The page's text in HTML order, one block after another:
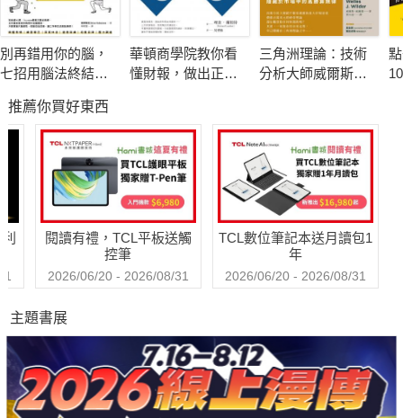
你還在為以上問題煩惱嗎？只要閱讀本書，讓你不用花無用
力氣，就能精準抓住最適受眾的心！
版位OUT，搞定受眾才重要！
單堂上萬元的課程，只需花一本書的價格即能有實戰能力，
一看就上手。
如何使用社群、平台與受眾溝通？
紀香老師說：「凡數位行銷都可設定一個清楚的目標，包含
訂單、客戶、行動、安裝等，只要了解目標為何，就能推估出各
個數位媒體所能帶來的流量與點擊率、轉換數。」
別再錯用你的腦，
七招用腦法終結分
佐證，日本醫界權
威教你優化大腦功
能，工作能力加倍
【暢銷紀念版】
華頓商學院教你看
懂財報，做出正確
三角洲理論：技術
分析大師威爾斯．
推薦你買好東西
閱讀有禮，TCL平板送觸
控筆
2026/06/20 - 2026/08/31
TCL數位筆記本送月讀包1
年
2026/06/20 - 2026/08/31
主題書展